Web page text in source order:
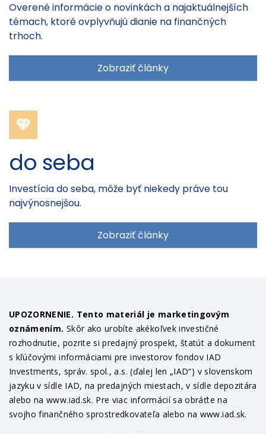
Overené informácie o novinkách a najaktuálnejších
témach, ktoré ovplyvňujú dianie na finančných
trhoch.
Zobraziť články
do seba
Investícia do seba, môže byť niekedy práve tou
najvýnosnejšou.
Zobraziť články
UPOZORNENIE. Tento materiál je marketingovým
oznámením. Skôr ako urobíte akékoľvek investičné
rozhodnutie, pozrite si predajný prospekt, štatút a dokument
s kľúčovými informáciami pre investorov fondov IAD
Investments, správ. spol., a.s. (ďalej len „IAD“) v slovenskom
jazyku v sídle IAD, na predajných miestach, v sídle depozitára
alebo na www.iad.sk. Pre viac informácií sa obráťte na
svojho finančného sprostredkovateľa alebo na www.iad.sk.